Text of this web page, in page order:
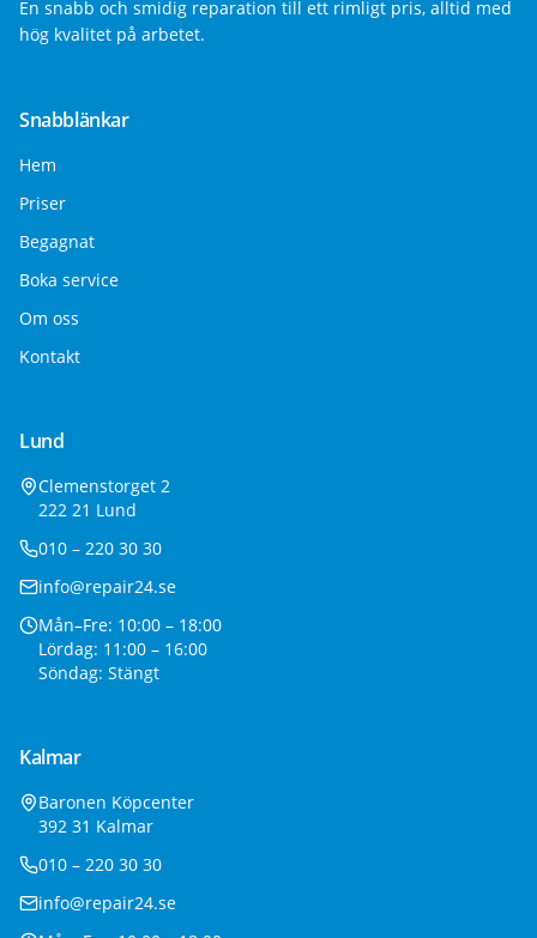
En snabb och smidig reparation till ett rimligt pris, alltid med
hög kvalitet på arbetet.
Snabblänkar
Hem
Priser
Begagnat
Boka service
Om oss
Kontakt
Lund
Clemenstorget 2
222 21 Lund
010 – 220 30 30
info@repair24.se
Mån–Fre: 10:00 – 18:00
Lördag: 11:00 – 16:00
Söndag: Stängt
Kalmar
Baronen Köpcenter
392 31 Kalmar
010 – 220 30 30
info@repair24.se